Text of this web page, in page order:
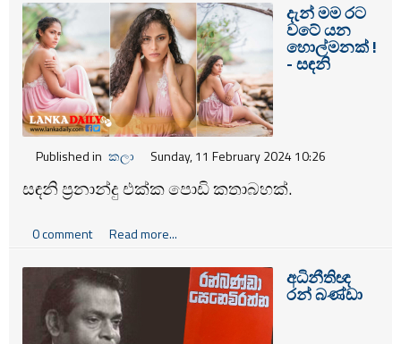
දැන් මම රට
වටේ යන
හොල්මනක් !
- සඳනි
Published in කලා Sunday, 11 February 2024 10:26
සඳනි ප්‍රනාන්දු එක්ක පොඩි කතාබහක්.
0 comment Read more...
අධිනීතිඥ
රන් බණ්ඩා